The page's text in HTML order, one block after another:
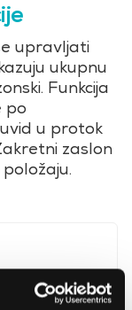
upravljati
ukupnu
Funkcija
po
u protok
zaslon